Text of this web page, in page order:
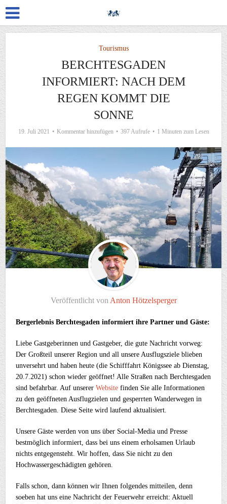
Tourismus
BERCHTESGADEN
INFORMIERT: NACH DEM
REGEN KOMMT DIE
SONNE
19. Juli 2021 Kommentar hinzufügen 397 Aufrufe 1 Minuten zum Lesen
Veröffentlicht von Anton Hötzelsperger
Bergerlebnis Berchtesgaden informiert ihre Partner und Gäste:
Liebe Gastgeberinnen und Gastgeber, die gute Nachricht vorweg:
Der Großteil unserer Region und all unsere Ausflugsziele blieben
unversehrt und haben heute (die Schifffahrt Königssee ab Dienstag,
20.7.2021) schon wieder geöffnet! Alle Straßen nach Berchtesgaden
sind befahrbar. Auf unsererWebsite finden Sie alle Informationen
zu den geöffneten Ausflugzielen und gesperrten Wanderwegen in
Berchtesgaden. Diese Seite wird laufend aktualisiert.
Unsere Gäste werden von uns über Social-Media und Presse
bestmöglich informiert, dass bei uns einem erholsamen Urlaub
nichts entgegensteht. Wir hoffen, dass Sie nicht zu den
Hochwassergeschädigten gehören.
Falls schon, dann können wir Ihnen folgendes mitteilen, denn
soeben hat uns eine Nachricht der Feuerwehr erreicht: Aktuell